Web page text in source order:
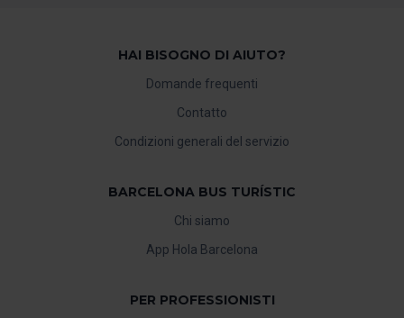
HAI BISOGNO DI AIUTO?
Domande frequenti
Contatto
Condizioni generali del servizio
BARCELONA BUS TURÍSTIC
Chi siamo
App Hola Barcelona
PER PROFESSIONISTI